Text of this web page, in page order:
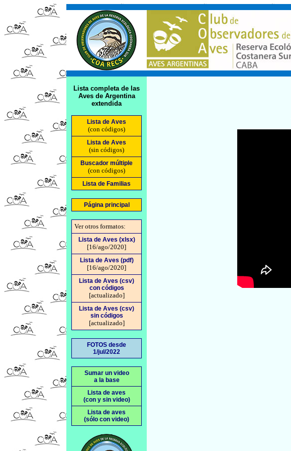
Lista completa de las
Aves de Argentina
extendida
Lista de Aves
(con códigos)
Lista de Aves
(sin códigos)
Buscador múltiple
(con códigos)
Lista de Familias
Página principal
Ver otros formatos:
Lista de Aves (xlsx)
[16/ago/2020]
Lista de Aves (pdf)
[16/ago/2020]
Lista de Aves (csv)
con códigos
[actualizado]
Lista de Aves (csv)
sin códigos
[actualizado]
FOTOS desde
1/jul/2022
Sumar un video
a la base
Lista de aves
(con y sin video)
Lista de aves
(sólo con video)